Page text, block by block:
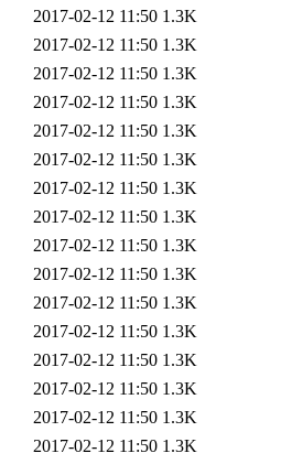
2017-02-12 11:50 1.3K
2017-02-12 11:50 1.3K
2017-02-12 11:50 1.3K
2017-02-12 11:50 1.3K
2017-02-12 11:50 1.3K
2017-02-12 11:50 1.3K
2017-02-12 11:50 1.3K
2017-02-12 11:50 1.3K
2017-02-12 11:50 1.3K
2017-02-12 11:50 1.3K
2017-02-12 11:50 1.3K
2017-02-12 11:50 1.3K
2017-02-12 11:50 1.3K
2017-02-12 11:50 1.3K
2017-02-12 11:50 1.3K
2017-02-12 11:50 1.3K